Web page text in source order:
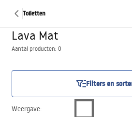
Toiletten
Lava Mat
Aantal producten: 0
Filters en
Weergave: